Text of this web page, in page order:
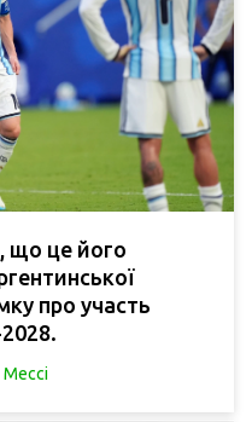
що це його
про участь